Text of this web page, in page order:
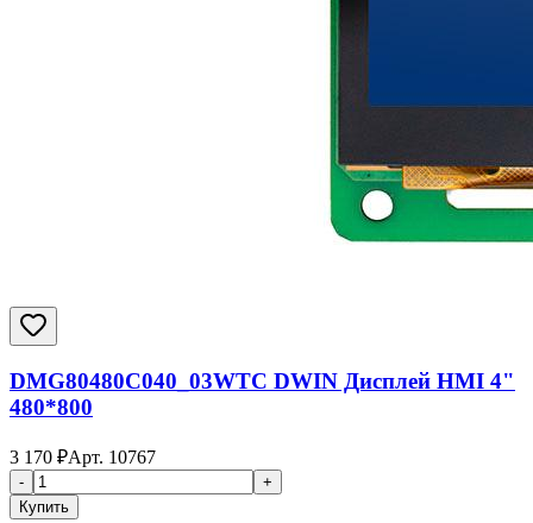
DMG80480C040_03WTC DWIN Дисплей HMI 4"
480*800
3 170 ₽Арт. 10767
-
+
Купить